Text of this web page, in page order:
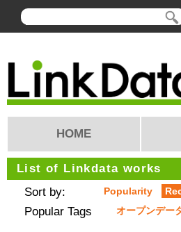
HOME
List of Linkdata works
Sort by:
Popularity
Popular Tags オープンデー